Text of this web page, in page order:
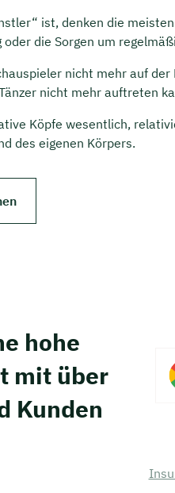
ist, denken die
die Sorgen um
nicht mehr auf
nicht mehr auftreten
Köpfe wesentlich,
des eigenen Körpers.
hohe
mit über
Kunden